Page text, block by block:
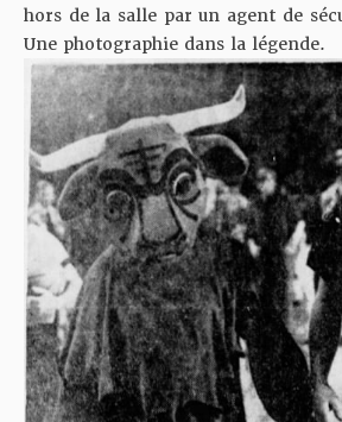
hors de la salle par un agent de
Une photographie dans la légende.